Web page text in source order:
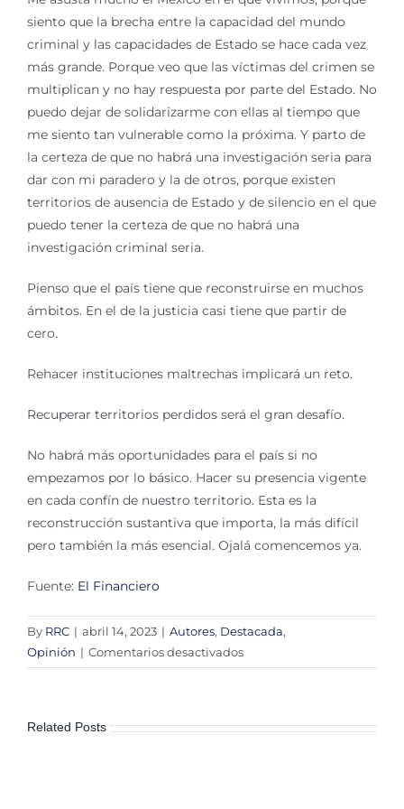
siento que la brecha entre la capacidad del mundo
criminal y las capacidades de Estado se hace cada vez
más grande. Porque veo que las víctimas del crimen se
multiplican y no hay respuesta por parte del Estado. No
puedo dejar de solidarizarme con ellas al tiempo que
me siento tan vulnerable como la próxima. Y parto de
la certeza de que no habrá una investigación seria para
dar con mi paradero y la de otros, porque existen
territorios de ausencia de Estado y de silencio en el que
puedo tener la certeza de que no habrá una
investigación criminal seria.
Pienso que el país tiene que reconstruirse en muchos
ámbitos. En el de la justicia casi tiene que partir de
cero.
Rehacer instituciones maltrechas implicará un reto.
Recuperar territorios perdidos será el gran desafío.
No habrá más oportunidades para el país si no
empezamos por lo básico. Hacer su presencia vigente
en cada confín de nuestro territorio. Esta es la
reconstrucción sustantiva que importa, la más difícil
pero también la más esencial. Ojalá comencemos ya.
Fuente: El Financiero
By RRC | abril 14, 2023 | Autores, Destacada,
Opinión | Comentarios desactivadosen
Recuperar
lo
Related Posts